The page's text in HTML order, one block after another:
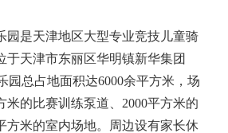
园是天津地区大型专业竞技儿童骑
于天津市东丽区华明镇新华集团
园 总占地面积达6000余平方米，场
米的比赛训练泵道、2000平方米的
方米的室内场地。周边设有家长休